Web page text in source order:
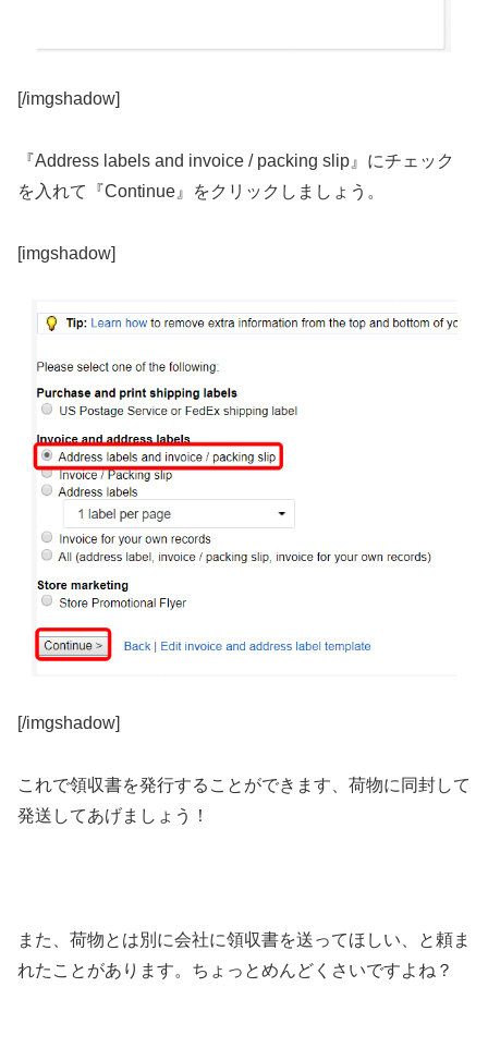
[/imgshadow]
『Address labels and invoice / packing slip』にチェック
を入れて『Continue』をクリックしましょう。
[imgshadow]
[/imgshadow]
これで領収書を発行することができます、荷物に同封して
発送してあげましょう！
また、荷物とは別に会社に領収書を送ってほしい、と頼ま
れたことがあります。ちょっとめんどくさいですよね？